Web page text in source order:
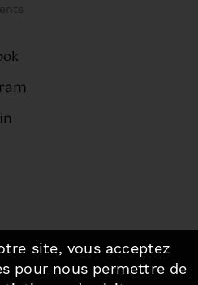
Paris.
- Plan du site
site, vous acceptez
pour nous permettre de